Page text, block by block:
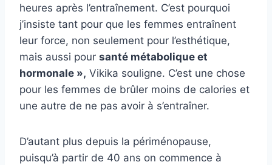
heures après l’entraînement. C’est pourquoi
j’insiste tant pour que les femmes entraînent
leur force, non seulement pour l’esthétique,
mais aussi pour santé métabolique et
hormonale », Vikika souligne. C’est une chose
pour les femmes de brûler moins de calories et
une autre de ne pas avoir à s’entraîner.
D’autant plus depuis la périménopause,
puisqu’à partir de 40 ans on commence à